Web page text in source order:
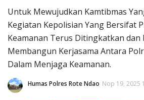
Reskrim
Polisi Kita
Mitra Polisi
Lantas
Giat Ops
Untuk Mewujudkan Kamtibmas
Kegiatan Kepolisian Yang Bersifat
Keamanan Terus Ditingkatkan dan
Membangun Kerjasama Antara
Dalam Menjaga Keamanan.
Humas Polres Rote Ndao Nop 19, 2025